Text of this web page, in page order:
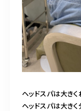
ヘッドスパは大きく
ヘッドスパは大き